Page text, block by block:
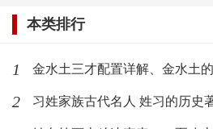
宝宝起名
本类排行
1
2